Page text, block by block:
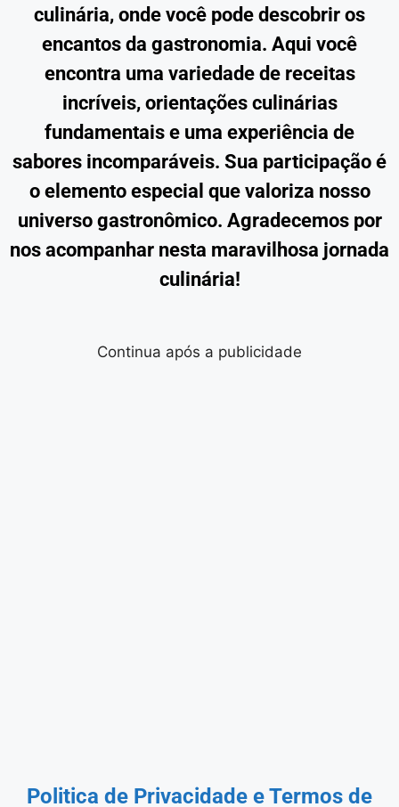
culinária, onde você pode descobrir os
encantos da gastronomia. Aqui você
encontra uma variedade de receitas
incríveis, orientações culinárias
fundamentais e uma experiência de
sabores incomparáveis. Sua participação é
o elemento especial que valoriza nosso
universo gastronômico. Agradecemos por
nos acompanhar nesta maravilhosa jornada
culinária!
Continua após a publicidade
Politica de Privacidade e Termos de